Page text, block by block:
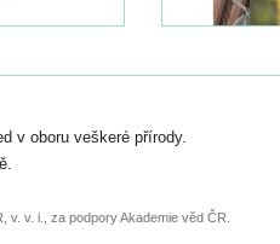
září.
nebo
v oboru veškeré přírody.
v. v. i., za podpory Akademie věd ČR.